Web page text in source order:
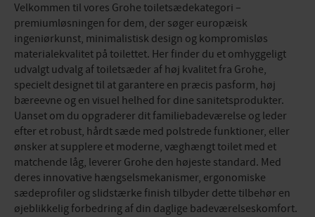
Velkommen til vores Grohe toiletsædekategori –
premiumløsningen for dem, der søger europæisk
ingeniørkunst, minimalistisk design og kompromisløs
materialekvalitet på toilettet. Her finder du et omhyggeligt
udvalgt udvalg af toiletsæder af høj kvalitet fra Grohe,
specielt designet til at garantere en præcis pasform, høj
bæreevne og en visuel helhed for dine sanitetsprodukter.
Uanset om du opgraderer dit familiebadeværelse og leder
efter et robust, hårdt sæde med polstrede funktioner, eller
ønsker at supplere et moderne, væghængt toilet med et
matchende låg, leverer Grohe den højeste standard. Med
deres innovative hængselsmekanismer, ergonomiske
sædeprofiler og slidstærke finish tilbyder dette tilbehør en
øjeblikkelig forbedring af din daglige badeværelseskomfort.